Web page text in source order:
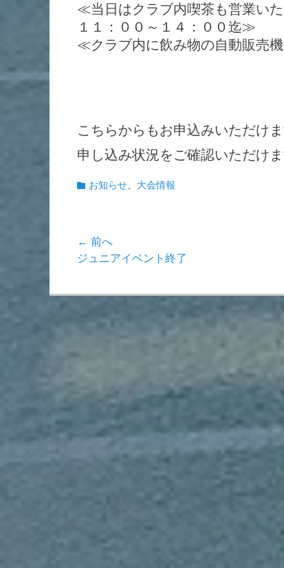
≪当日はクラブ内喫茶も営業い
１１：００～１４：００迄≫
≪クラブ内に飲み物の自動販売
こちらからもお申込みいただけ
申し込み状況をご確認いただけま
カ
ー
お知らせ、 大会情報
投
稿
ナ
ビ
シ
ン
← 前へ
前
投
ジュニアイベント終了